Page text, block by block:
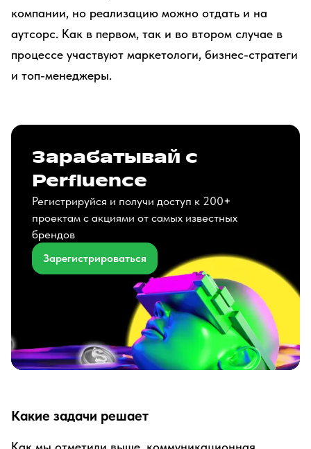
компании, но реализацию можно отдать и на
аутсорс. Как в первом, так и во втором случае в
процессе участвуют маркетологи, бизнес-стратеги
и топ-менеджеры.
Зарабатывай с
Perfluence
Регистрируйся и получи доступ к 200+
проектам с акциями от самых известных
брендов
Зарегистрироваться
Какие задачи решает